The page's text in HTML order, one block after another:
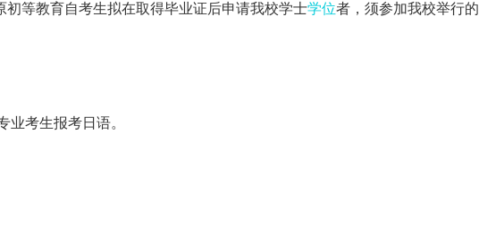
初等教育自考生拟在取得毕业证后申请我校学士学位者，须参加我校举行的
业考生报考日语。